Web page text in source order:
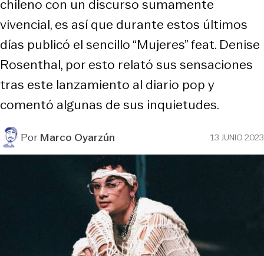
chileno con un discurso sumamente
vivencial, es así que durante estos últimos
días publicó el sencillo “Mujeres” feat. Denise
Rosenthal, por esto relató sus sensaciones
tras este lanzamiento al diario pop y
comentó algunas de sus inquietudes.
PorMarco Oyarzún 13 JUNIO 2023